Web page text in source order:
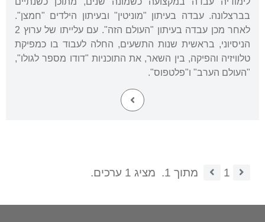
בברצלונה. עבדה בעיתון "מוניטין" ובעיתון הילדים "חמצן".
לאחר מכן עבדה בעיתון "העולם הזה". עם עלייתו של ערוץ 2
הניסיוני, בראשית שנות התשעים, החלה לעבוד בו כמפיקת
טלוויזיה והפיקה, בין השאר, את התוכניות "דודו מספר לגולו",
"העולם הערב" ו"פלטפוס".
1 מתוך 1. מציג 1 ערכים.